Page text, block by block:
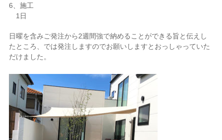
6、施工
1日
日曜を含みご発注から2週間強で納めることができる旨と伝えし
たところ、では発注しますのでお願いしますとおっしゃっていた
だけました。